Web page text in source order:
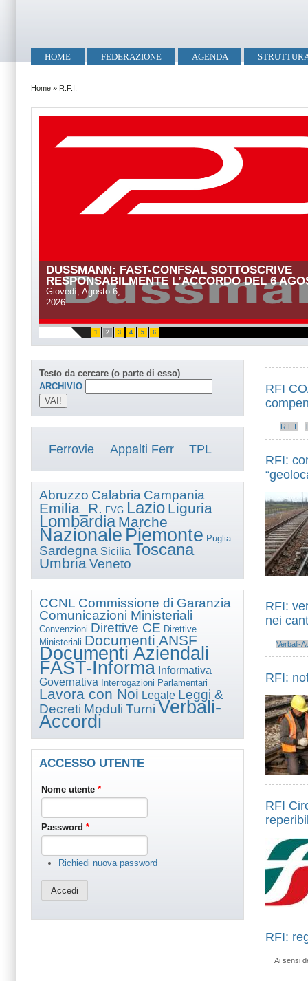
Menu principale
HOME FEDERAZIONE AGENDA
Tu sei qui
Home » R.F.I.
DUSSMANN: FAST-CONFSAL SOTTOSCRIVE
RESPONSABILMENTE L’ACCORDO DEL 6
Giovedì, Agosto 6,
2026
1 2 3 4 5 6
Testo da cercare (o parte di esso)
ARCHIVIO
Ferrovie Appalti Ferr TPL
Abruzzo Calabria Campania
Emilia_R. FVG Lazio Liguria
Lombardia Marche
Nazionale Piemonte Puglia
Sardegna Sicilia Toscana
UmbriaVeneto
CCNL Commissione di Garanzia
Comunicazioni Ministeriali
Convenzioni Direttive CE Direttive
Ministeriali Documenti ANSF
Documenti Aziendali
FAST-Informa Informativa
Governativa
Interrogazioni Parlamentari
Lavora con Noi Legale Leggi &
Decreti Moduli Turni Verbali-
Accordi
ACCESSO UTENTE
Nome utente *
Password *
Richiedi nuova password
RFI
R.F.I.
RFI:
RFI:
nei
Verbali-
RFI:
RFI
RFI:
Ai sensi